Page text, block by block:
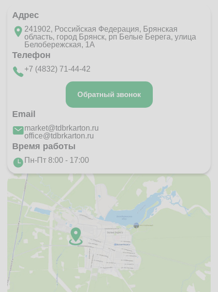
Адрес
241902, Российская Федерация, Брянская
область, город Брянск, рп Белые Берега, улица
Белобережская, 1А
Телефон
+7 (4832) 71-44-42
Обратный звонок
Email
market@tdbrkarton.ru
office@tdbrkarton.ru
Время работы
Пн-Пт 8:00 - 17:00